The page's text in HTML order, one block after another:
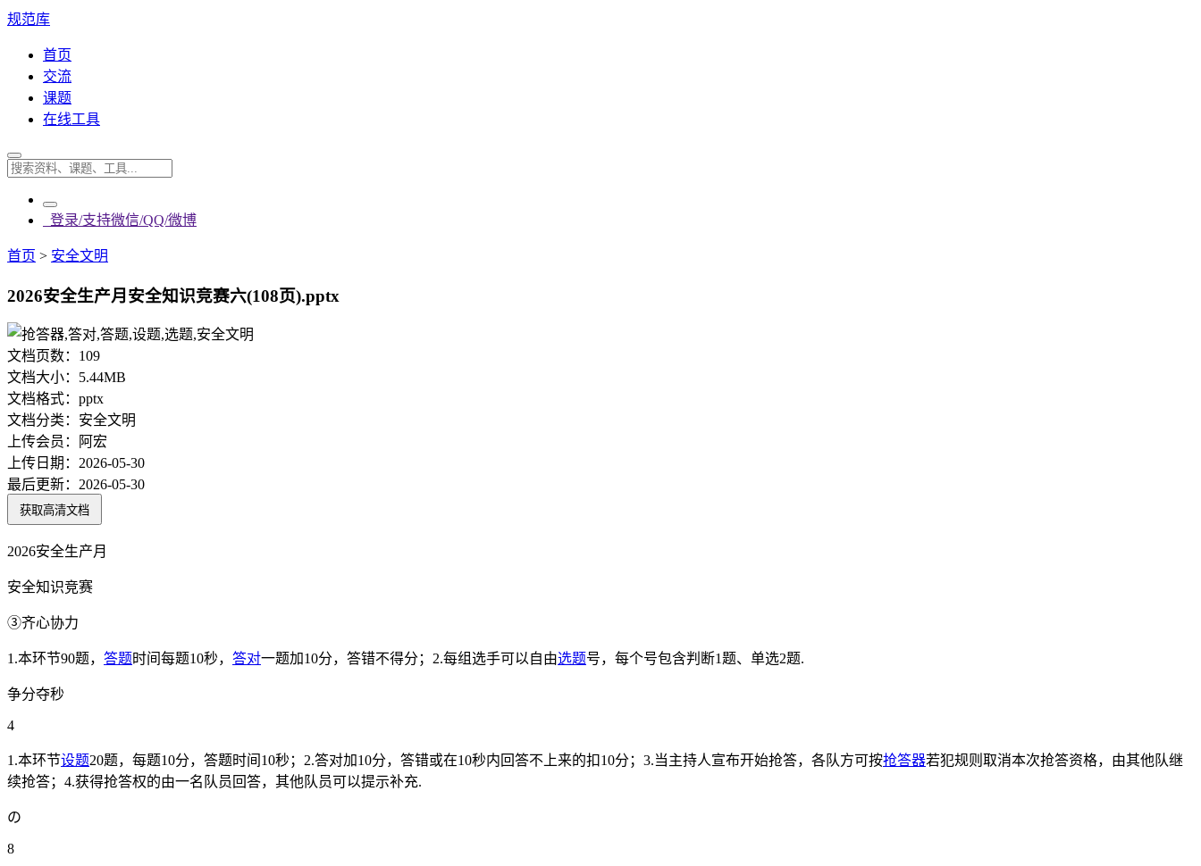
规范库
首页
交流
课题
在线工具
登录/支持微信/QQ/微博
首页 > 安全文明
2026安全生产月安全知识竞赛六(108页).pptx
文档页数： 109
文档大小： 5.44MB
文档格式： pptx
文档分类： 安全文明
上传会员：
阿宏
上传日期： 2026-05-30
最后更新： 2026-05-30
获取高清文档
2026安全生产月
安全知识竞赛
③齐心协力
1.本环节90题， 答题时间每题10秒， 答对一题加10分，答错不得分；2.每组选手可以自由选题号，每个号包含判断1题、单选2题.
争分夺秒
4
1.本环节设题20题，每题10分，答题时间10秒；2.答对加10分，答错或在10秒内回答不上来的扣10分；3.当主持人宣布开始抢答，各队方可按抢答器若犯规则取消本次抢答资格，由其他队继
续抢答；4.获得抢答权的由一名队员回答，其他队员可以提示补充.
の
8